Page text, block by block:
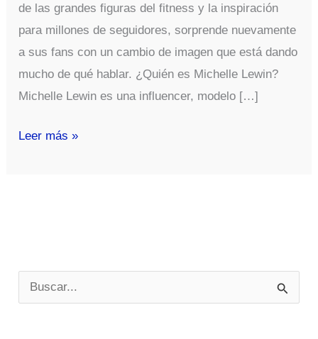
de las grandes figuras del fitness y la inspiración
para millones de seguidores, sorprende nuevamente
a sus fans con un cambio de imagen que está dando
mucho de qué hablar. ¿Quién es Michelle Lewin?
Michelle Lewin es una influencer, modelo […]
Michelle
De
Leer más »
u